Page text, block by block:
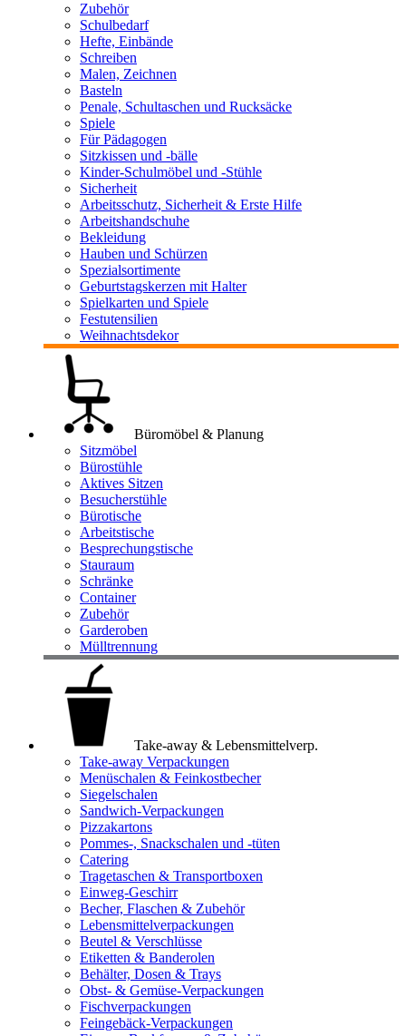
Zubehör
Schulbedarf
Hefte, Einbände
Schreiben
Malen, Zeichnen
Basteln
Penale, Schultaschen und Rucksäcke
Spiele
Für Pädagogen
Sitzkissen und -bälle
Kinder-Schulmöbel und -Stühle
Sicherheit
Arbeitsschutz, Sicherheit & Erste Hilfe
Arbeitshandschuhe
Bekleidung
Hauben und Schürzen
Spezialsortimente
Geburtstagskerzen mit Halter
Spielkarten und Spiele
Festutensilien
Weihnachtsdekor
Büromöbel & Planung
Sitzmöbel
Bürostühle
Aktives Sitzen
Besucherstühle
Bürotische
Arbeitstische
Besprechungstische
Stauraum
Schränke
Container
Zubehör
Garderoben
Mülltrennung
Take-away & Lebensmittelverp.
Take-away Verpackungen
Menüschalen & Feinkostbecher
Siegelschalen
Sandwich-Verpackungen
Pizzakartons
Pommes-, Snackschalen und -tüten
Catering
Tragetaschen & Transportboxen
Einweg-Geschirr
Becher, Flaschen & Zubehör
Lebensmittelverpackungen
Beutel & Verschlüsse
Etiketten & Banderolen
Behälter, Dosen & Trays
Obst- & Gemüse-Verpackungen
Fischverpackungen
Feingebäck-Verpackungen